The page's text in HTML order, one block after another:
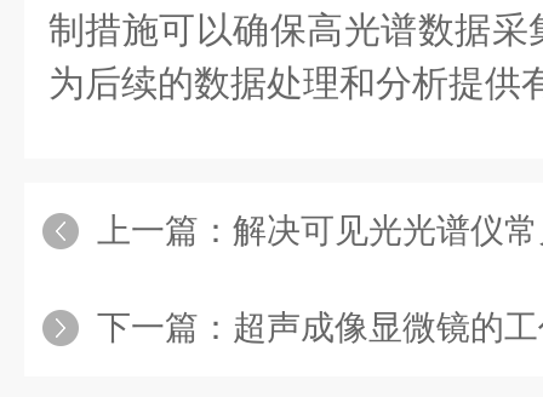
制措施可以确保高光谱数据
为后续的数据处理和分析提供
上一篇： 解决可见光光谱仪
下一篇： 超声成像显微镜的